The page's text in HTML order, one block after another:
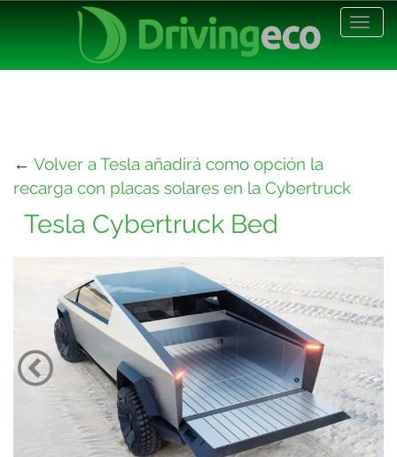
← Volver a Tesla añadirá como opción la
recarga con placas solares en la Cybertruck
Tesla Cybertruck Bed